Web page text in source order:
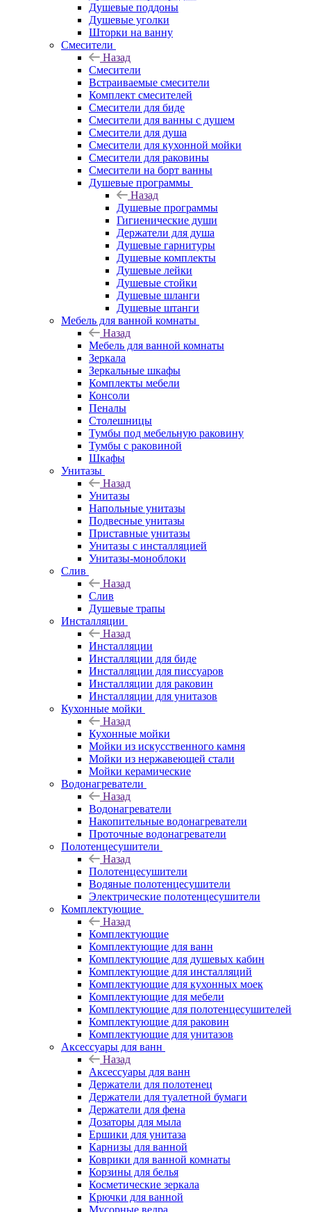
Душевые поддоны
Душевые уголки
Шторки на ванну
Смесители
Назад
Смесители
Встраиваемые смесители
Комплект смесителей
Смесители для биде
Смесители для ванны с душем
Смесители для душа
Смесители для кухонной мойки
Смесители для раковины
Смесители на борт ванны
Душевые программы
Назад
Душевые программы
Гигиенические души
Держатели для душа
Душевые гарнитуры
Душевые комплекты
Душевые лейки
Душевые стойки
Душевые шланги
Душевые штанги
Мебель для ванной комнаты
Назад
Мебель для ванной комнаты
Зеркала
Зеркальные шкафы
Комплекты мебели
Консоли
Пеналы
Столешницы
Тумбы под мебельную раковину
Тумбы с раковиной
Шкафы
Унитазы
Назад
Унитазы
Напольные унитазы
Подвесные унитазы
Приставные унитазы
Унитазы с инсталляцией
Унитазы-моноблоки
Слив
Назад
Слив
Душевые трапы
Инсталляции
Назад
Инсталляции
Инсталляции для биде
Инсталляции для писсуаров
Инсталляции для раковин
Инсталляции для унитазов
Кухонные мойки
Назад
Кухонные мойки
Мойки из искусственного камня
Мойки из нержавеющей стали
Мойки керамические
Водонагреватели
Назад
Водонагреватели
Накопительные водонагреватели
Проточные водонагреватели
Полотенцесушители
Назад
Полотенцесушители
Водяные полотенцесушители
Электрические полотенцесушители
Комплектующие
Назад
Комплектующие
Комплектующие для ванн
Комплектующие для душевых кабин
Комплектующие для инсталляций
Комплектующие для кухонных моек
Комплектующие для мебели
Комплектующие для полотенцесушителей
Комплектующие для раковин
Комплектующие для унитазов
Аксессуары для ванн
Назад
Аксессуары для ванн
Держатели для полотенец
Держатели для туалетной бумаги
Держатели для фена
Дозаторы для мыла
Ершики для унитаза
Карнизы для ванной
Коврики для ванной комнаты
Корзины для белья
Косметические зеркала
Крючки для ванной
Мусорные ведра